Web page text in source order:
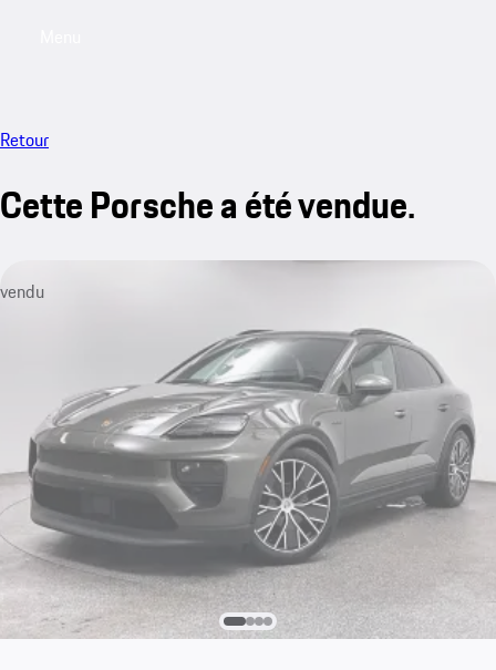
Retour
Cette Porsche a été vendue.
vendu